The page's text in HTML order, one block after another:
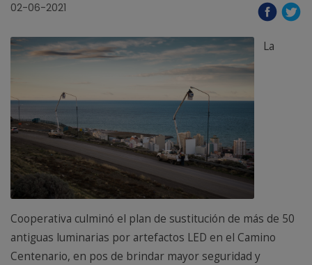
02-06-2021
La
Cooperativa culminó el plan de sustitución de más de 50
antiguas luminarias por artefactos LED en el Camino
Centenario, en pos de brindar mayor seguridad y